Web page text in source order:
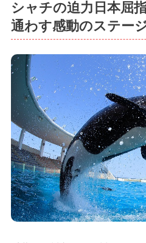
シャチの迫力日本屈
通わす感動のステー